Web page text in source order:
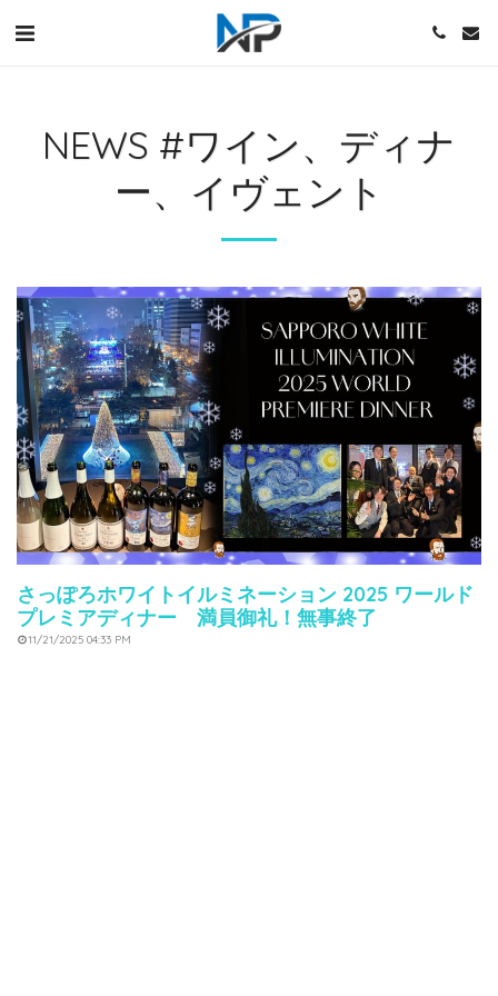
NEWS #ワイン、ディナ
ー、イヴェント
さっぽろホワイトイルミネーション 2025 ワールド
プレミアディナー 満員御礼！無事終了
11/21/2025 04:33 PM